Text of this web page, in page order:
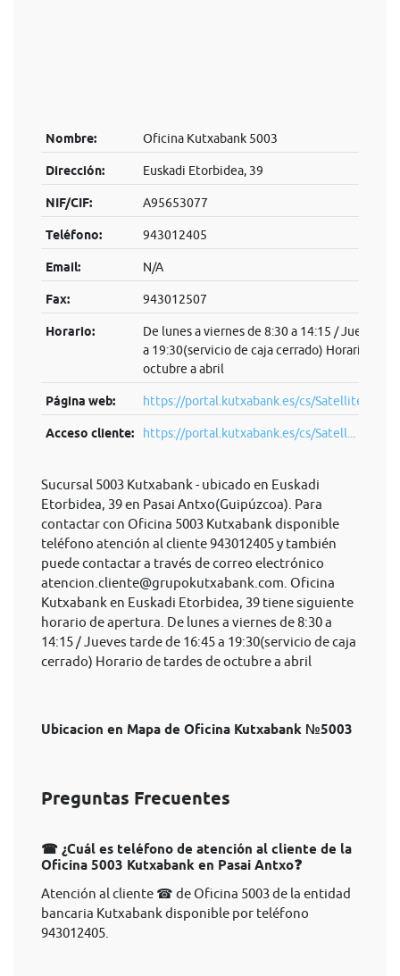
Nombre: Oficina Kutxabank 5003
Dirección: Euskadi Etorbidea, 39
NIF/CIF: A95653077
Teléfono: 943012405
Email: N/A
Fax: 943012507
Horario:
De lunes a viernes de 8:30 a 14:15 / Jueves
a 19:30(servicio de caja cerrado) Horario de
octubre a abril
Página web: https://portal.kutxabank.es/cs/Satellite/kb/
Acceso cliente: https://portal.kutxabank.es/cs/Satell...
Sucursal 5003 Kutxabank - ubicado en Euskadi
Etorbidea, 39 en Pasai Antxo(Guipúzcoa). Para
contactar con Oficina 5003 Kutxabank disponible
teléfono atención al cliente 943012405 y también
puede contactar a través de correo electrónico
atencion.cliente@grupokutxabank.com . Oficina
Kutxabank en Euskadi Etorbidea, 39 tiene siguiente
horario de apertura. De lunes a viernes de 8:30 a
14:15 / Jueves tarde de 16:45 a 19:30(servicio de caja
cerrado) Horario de tardes de octubre a abril
Ubicacion en Mapa de Oficina Kutxabank №5003
Preguntas Frecuentes
☎ ¿Cuál es teléfono de atención al cliente de la
Oficina 5003 Kutxabank en Pasai Antxo❓
Atención al cliente ☎ de Oficina 5003 de la entidad
bancaria Kutxabank disponible por teléfono
943012405.